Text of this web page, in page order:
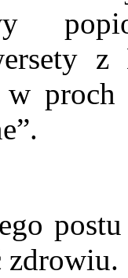
.
zdrowiu.